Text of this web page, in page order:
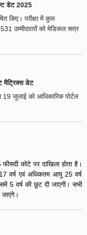
डेट 2025
किए। परीक्षा में कुल
उम्मीदवारों को मेडिकल सत्र
मैट्रिक्स डेट
जुलाई को आधिकारिक पोर्टल
कोटे पर दाखिला होता है।
17 वर्ष एवं अधिकतम आयु 25 वर्ष
5 वर्ष की छूट दी जाएगी। सभी
जाएंगे।